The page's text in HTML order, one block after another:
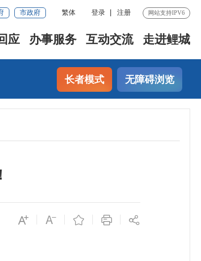
市政府 繁体 登录 注册 网站支持IPV6
应 办事服务 互动交流 走进鲤城
长者模式 无障碍浏览